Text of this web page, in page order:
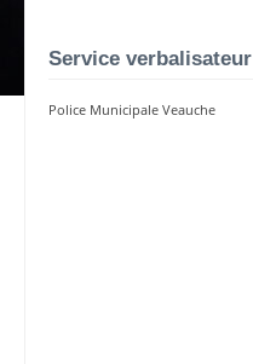
Service verbalisateur
Police Municipale Veauche